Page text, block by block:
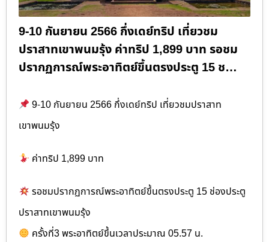
9-10 กันยายน 2566 กึ่งเดย์ทริป เที่ยวชม
ปราสาทเขาพนมรุ้ง ค่าทริป 1,899 บาท รอชม
ปรากฏการณ์พระอาทิตย์ขึ้นตรงประตู 15 ช…
9-10 กันยายน 2566 กึ่งเดย์ทริป เที่ยวชมปราสาท
เขาพนมรุ้ง
ค่าทริป 1,899 บาท
รอชมปรากฏการณ์พระอาทิตย์ขึ้นตรงประตู 15 ช่องประตู
ปราสาทเขาพนมรุ้ง
ครั้งที่3 พระอาทิตย์ขึ้นเวลาประมาณ 05.57 น.